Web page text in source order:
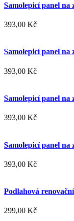
Samolepicí panel
393,00 Kč
Samolepicí panel
393,00 Kč
Samolepicí panel na
393,00 Kč
Samolepicí panel
393,00 Kč
Podlahová
299,00 Kč